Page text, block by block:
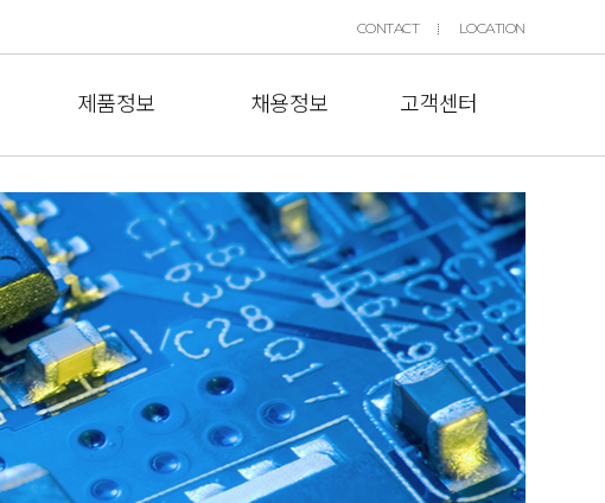
CONTACT LOCATION
제품정보 채용정보 고객센터